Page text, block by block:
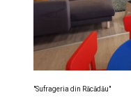
"Sufrageria din Răcădău"